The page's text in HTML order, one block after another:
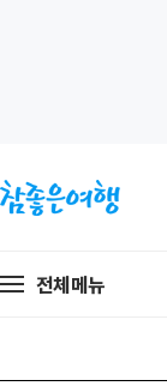
본
문
가
주
메
기
전체메뉴